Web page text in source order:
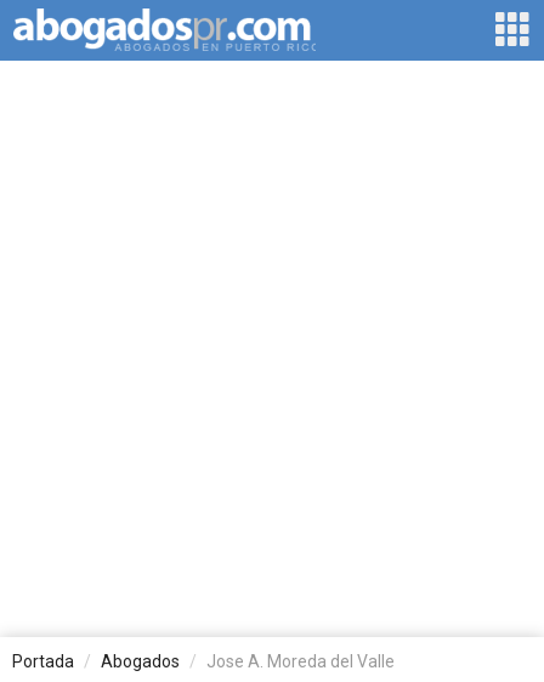
Portada Abogados Jose A. Moreda del Valle